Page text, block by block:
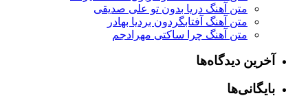
متن آهنگ دریا بدون تو علی صدیقی
متن آهنگ آفتابگردون بردیا بهادر
متن آهنگ چرا ساکتی مهرادجم
آخرین دیدگاه‌ها
بایگانی‌ها